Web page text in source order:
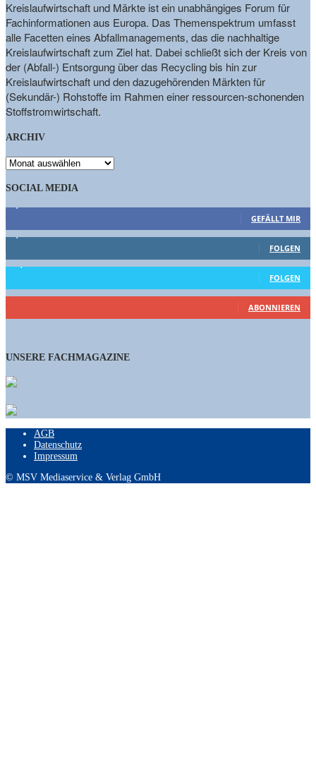
Kreislaufwirtschaft und Märkte ist ein unabhängiges Forum für
Fachinformationen aus Europa. Das Themenspektrum umfasst
alle Facetten eines Abfallmanagements, das die nachhaltige
Kreislaufwirtschaft zum Ziel hat. Dabei schließt sich der Kreis von
der (Abfall-) Entsorgung über das Recycling bis hin zur
Kreislaufwirtschaft und den dazugehörenden Märkten für
(Sekundär-) Rohstoffe im Rahmen einer ressourcen-schonenden
Stoffstromwirtschaft.
ARCHIV
ARCHIV
SOCIAL MEDIA
GEFÄLLT MIR
1,662 Follower
FOLGEN
15,658 Follower
FOLGEN
461 Abonnenten
ABONNIEREN
UNSERE FACHMAGAZINE
AGB
Datenschutz
Impressum
© MSV Mediaservice & Verlag GmbH